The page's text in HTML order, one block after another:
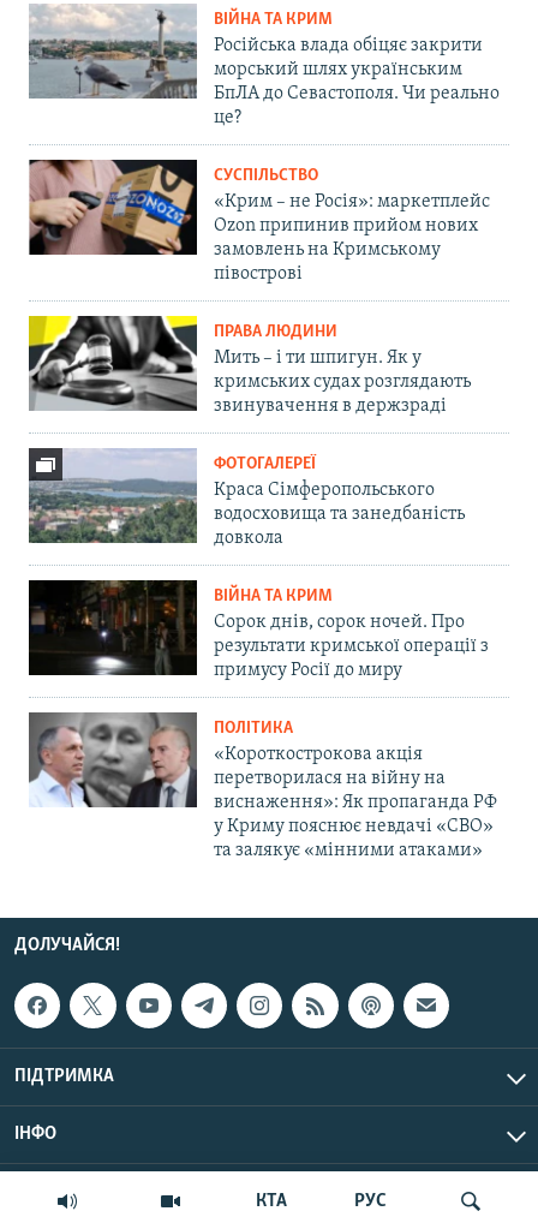
КТА РУС
ВІЙНА ТА КРИМ
Російська влада обіцяє закрити
морський шлях українським
БпЛА до Севастополя. Чи реально
це?
СУСПІЛЬСТВО
«Крим – не Росія»: маркетплейс
Ozon припинив прийом нових
замовлень на Кримському
півострові
ПРАВА ЛЮДИНИ
Мить – і ти шпигун. Як у
кримських судах розглядають
звинувачення в держзраді
ФОТОГАЛЕРЕЇ
Краса Сімферопольського
водосховища та занедбаність
довкола
ВІЙНА ТА КРИМ
Сорок днів, сорок ночей. Про
результати кримської операції з
примусу Росії до миру
ПОЛІТИКА
«Короткострокова акція
перетворилася на війну на
виснаження»: Як пропаганда РФ
у Криму пояснює невдачі «СВО»
та залякує «мінними атаками»
ДОЛУЧАЙСЯ!
ПІДТРИМКА
ІНФО
© Крим.Реалії, 2026 | Усі права застережено.